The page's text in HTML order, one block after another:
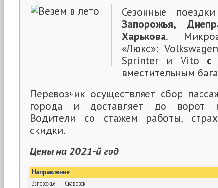
Сезонные
Запорожья,
Харькова.
«Люкс»:
Sprinter и Vito с
вместительным
Перевозчик осуществляет сбор
города и доставляет до ворот
Водители со стажем работы,
скидки.
Цены на 2021-й год
Направление
Запорожье ― Скадовск